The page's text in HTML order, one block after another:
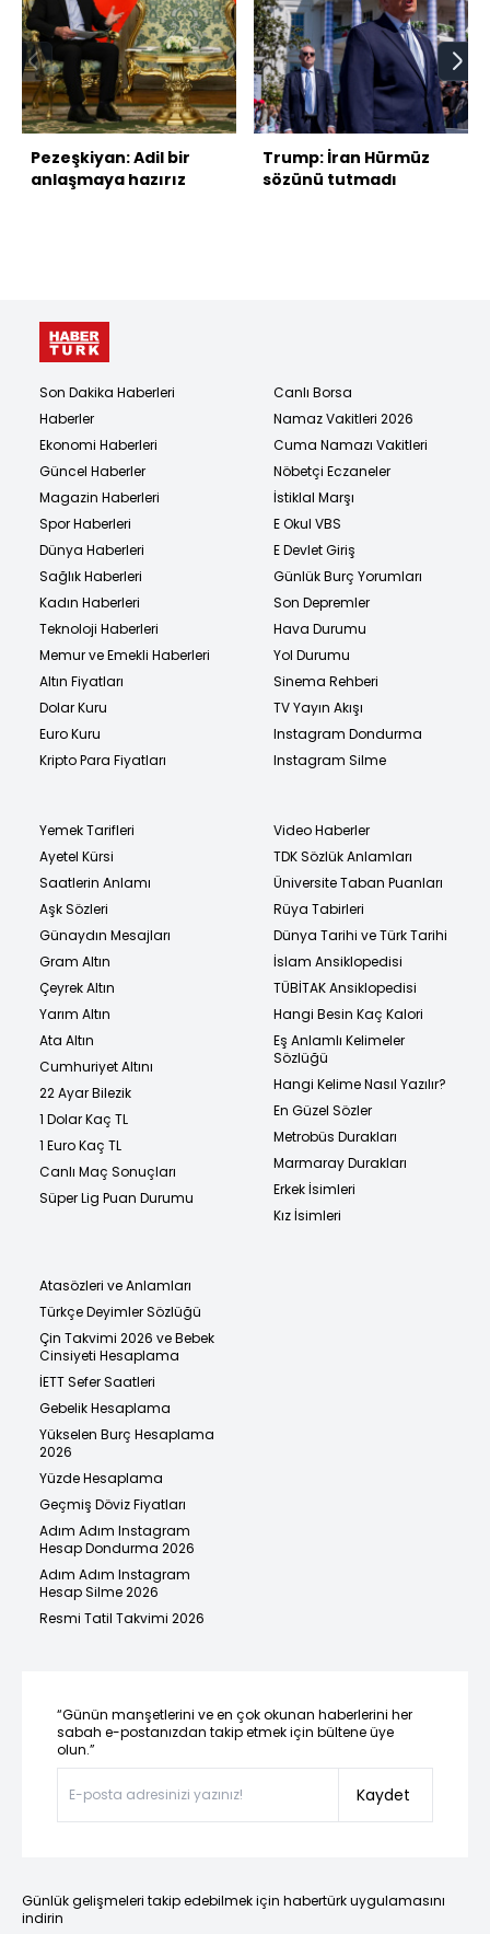
Pezeşkiyan: Adil bir
anlaşmaya hazırız
Trump: İran Hürmüz
sözünü tutmadı
Son Dakika Haberleri
Haberler
Ekonomi Haberleri
Güncel Haberler
Magazin Haberleri
Spor Haberleri
Dünya Haberleri
Sağlık Haberleri
Kadın Haberleri
Teknoloji Haberleri
Memur ve Emekli Haberleri
Altın Fiyatları
Dolar Kuru
Euro Kuru
Kripto Para Fiyatları
Canlı Borsa
Namaz Vakitleri 2026
Cuma Namazı Vakitleri
Nöbetçi Eczaneler
İstiklal Marşı
E Okul VBS
E Devlet Giriş
Günlük Burç Yorumları
Son Depremler
Hava Durumu
Yol Durumu
Sinema Rehberi
TV Yayın Akışı
Instagram Dondurma
Instagram Silme
Yemek Tarifleri
Ayetel Kürsi
Saatlerin Anlamı
Aşk Sözleri
Günaydın Mesajları
Gram Altın
Çeyrek Altın
Yarım Altın
Ata Altın
Cumhuriyet Altını
22 Ayar Bilezik
1 Dolar Kaç TL
1 Euro Kaç TL
Canlı Maç Sonuçları
Süper Lig Puan Durumu
Video Haberler
TDK Sözlük Anlamları
Üniversite Taban Puanları
Rüya Tabirleri
Dünya Tarihi ve Türk Tarihi
İslam Ansiklopedisi
TÜBİTAK Ansiklopedisi
Hangi Besin Kaç Kalori
Eş Anlamlı Kelimeler
Sözlüğü
Hangi Kelime Nasıl Yazılır?
En Güzel Sözler
Metrobüs Durakları
Marmaray Durakları
Erkek İsimleri
Kız İsimleri
Atasözleri ve Anlamları
Türkçe Deyimler Sözlüğü
Çin Takvimi 2026 ve Bebek
Cinsiyeti Hesaplama
İETT Sefer Saatleri
Gebelik Hesaplama
Yükselen Burç Hesaplama
2026
Yüzde Hesaplama
Geçmiş Döviz Fiyatları
Adım Adım Instagram
Hesap Dondurma 2026
Adım Adım Instagram
Hesap Silme 2026
Resmi Tatil Takvimi 2026
“Günün manşetlerini ve en çok okunan haberlerini her
sabah e-postanızdan takip etmek için bültene üye
olun.”
Kaydet
Günlük gelişmeleri takip edebilmek için habertürk uygulamasını
indirin